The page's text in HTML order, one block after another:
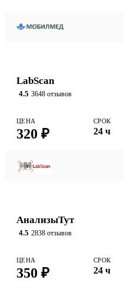
LabScan
4.5 3648 отзывов
ЦЕНА
320 ₽
СРОК
24 ч
АнализыТут
4.5 2838 отзывов
ЦЕНА
350 ₽
СРОК
24 ч